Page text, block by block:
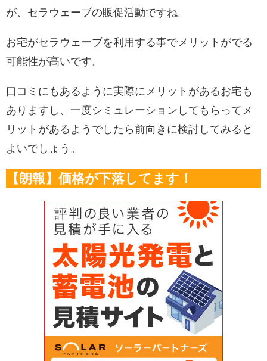
が、セラウェーブの販促活動ですね。
お宅がセラウェーブを利用する事でメリットがでる
可能性が高いです。
口コミにもあるように実際にメリットがあるお宅も
ありますし、一度シミュレーションしてもらってメ
リットがあるようでしたら前向きに検討してみると
よいでしょう。
【朗報】価格が下落してます！